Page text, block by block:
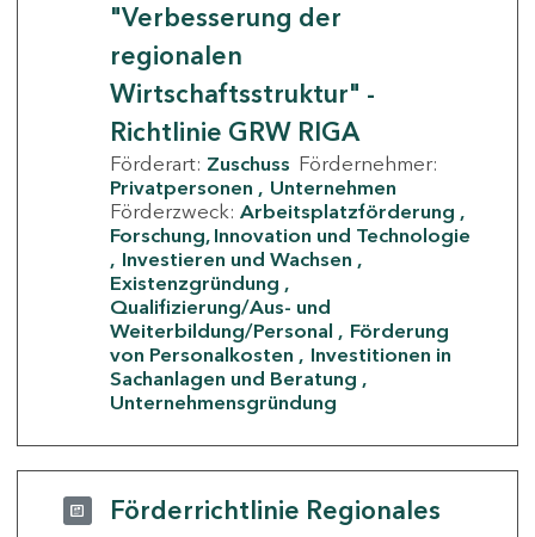
"Verbesserung der
regionalen
Wirtschaftsstruktur" -
Richtlinie GRW RIGA
Förderart: Zuschuss Fördernehmer:
Privatpersonen
Unternehmen
Förderzweck: Arbeitsplatzförderung
Forschung, Innovation und Technologie
Investieren und Wachsen
Existenzgründung
Qualifizierung/Aus- und
Weiterbildung/Personal
Förderung
von Personalkosten
Investitionen in
Sachanlagen und Beratung
Unternehmensgründung
Förderrichtlinie Regionales